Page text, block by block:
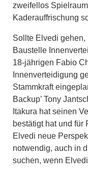
zweifellos
Kaderauffrischung
Sollte Elvedi
Baustelle
18-jährigen Fabio
Innenverteidigung
Stammkraft
Backup’ Tony
Itakura hat seinen
bestätigt hat und für
Elvedi neue
notwendig, auch in
suchen, wenn